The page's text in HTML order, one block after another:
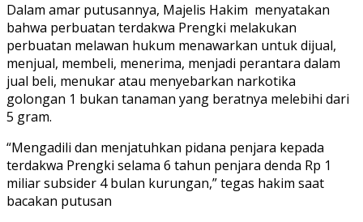
Dalam amar putusannya, Majelis Hakim menyatakan
bahwa perbuatan terdakwa Prengki melakukan
perbuatan melawan hukum menawarkan untuk dijual,
menjual, membeli, menerima, menjadi perantara dalam
jual beli, menukar atau menyebarkan narkotika
golongan 1 bukan tanaman yang beratnya melebihi dari
5 gram.
“Mengadili dan menjatuhkan pidana penjara kepada
terdakwa Prengki selama 6 tahun penjara denda Rp 1
miliar subsider 4 bulan kurungan,” tegas hakim saat
bacakan putusan